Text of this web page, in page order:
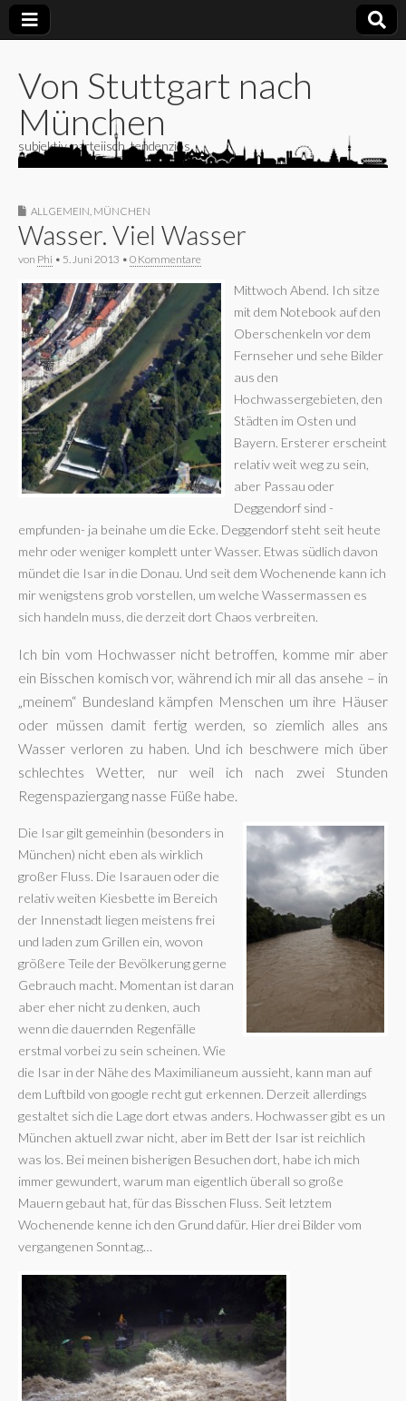
Von Stuttgart nach
München
subjektiv, parteiisch, tendenziös
ALLGEMEIN MÜNCHEN
Wasser. Viel Wasser
von Phi • 5. Juni 2013 • 0 Kommentare
Mittwoch Abend. Ich sitze
mit dem Notebook auf den
Oberschenkeln vor dem
Fernseher und sehe Bilder
aus den
Hochwassergebieten, den
Städten im Osten und
Bayern. Ersterer erscheint
relativ weit weg zu sein,
aber Passau oder
Deggendorf sind -
empfunden- ja beinahe um die Ecke. Deggendorf steht seit heute
mehr oder weniger komplett unter Wasser. Etwas südlich davon
mündet die Isar in die Donau. Und seit dem Wochenende kann ich
mir wenigstens grob vorstellen, um welche Wassermassen es
sich handeln muss, die derzeit dort Chaos verbreiten.
Ich bin vom Hochwasser nicht betroffen, komme mir aber
ein Bisschen komisch vor, während ich mir all das ansehe – in
„meinem“ Bundesland kämpfen Menschen um ihre Häuser
oder müssen damit fertig werden, so ziemlich alles ans
Wasser verloren zu haben. Und ich beschwere mich über
schlechtes Wetter, nur weil ich nach zwei Stunden
Regenspaziergang nasse Füße habe.
Die Isar gilt gemeinhin (besonders in
München) nicht eben als wirklich
großer Fluss. Die Isarauen oder die
relativ weiten Kiesbette im Bereich
der Innenstadt liegen meistens frei
und laden zum Grillen ein, wovon
größere Teile der Bevölkerung gerne
Gebrauch macht. Momentan ist daran
aber eher nicht zu denken, auch
wenn die dauernden Regenfälle
erstmal vorbei zu sein scheinen. Wie
die Isar in der Nähe des Maximilianeum aussieht, kann man auf
dem Luftbild von google recht gut erkennen. Derzeit allerdings
gestaltet sich die Lage dort etwas anders. Hochwasser gibt es un
München aktuell zwar nicht, aber im Bett der Isar ist reichlich
was los. Bei meinen bisherigen Besuchen dort, habe ich mich
immer gewundert, warum man eigentlich überall so große
Mauern gebaut hat, für das Bisschen Fluss. Seit letztem
Wochenende kenne ich den Grund dafür. Hier drei Bilder vom
vergangenen Sonntag…